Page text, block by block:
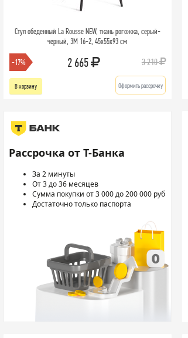
Стул обеденный La Rousse NEW, ткань рогожка, серый-
черный, 3M 16-2, 45x55x93 см
-17% 2 665 3 210
В корзину Оформить рассрочку
Рассрочка от Т-Банка
За 2 минуты
От 3 до 36 месяцев
Сумма покупки от 3 000 до 200 000 руб
Достаточно только паспорта